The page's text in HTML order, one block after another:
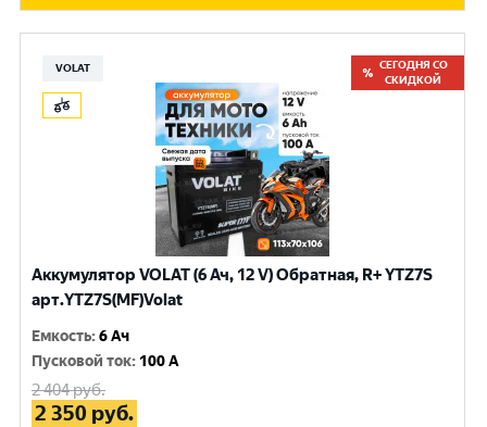
VOLAT
СЕГОДНЯ СО
СКИДКОЙ
Аккумулятор VOLAT (6 Ач, 12 V) Обратная, R+ YTZ7S
арт.YTZ7S(MF)Volat
Емкость:6 Ач
Пусковой ток: 100 A
2 404руб.
2 350 руб.